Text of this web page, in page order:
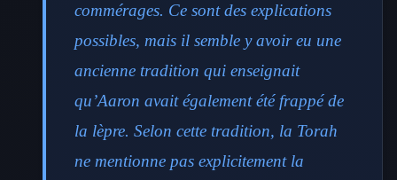
commérages. Ce sont des explications
possibles, mais il semble y avoir eu une
ancienne tradition qui enseignait
qu’Aaron avait également été frappé de
la lèpre. Selon cette tradition, la Torah
ne mentionne pas explicitement la